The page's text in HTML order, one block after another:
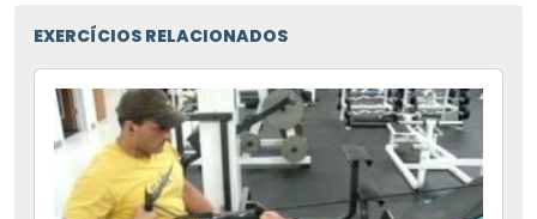
EXERCÍCIOS RELACIONADOS